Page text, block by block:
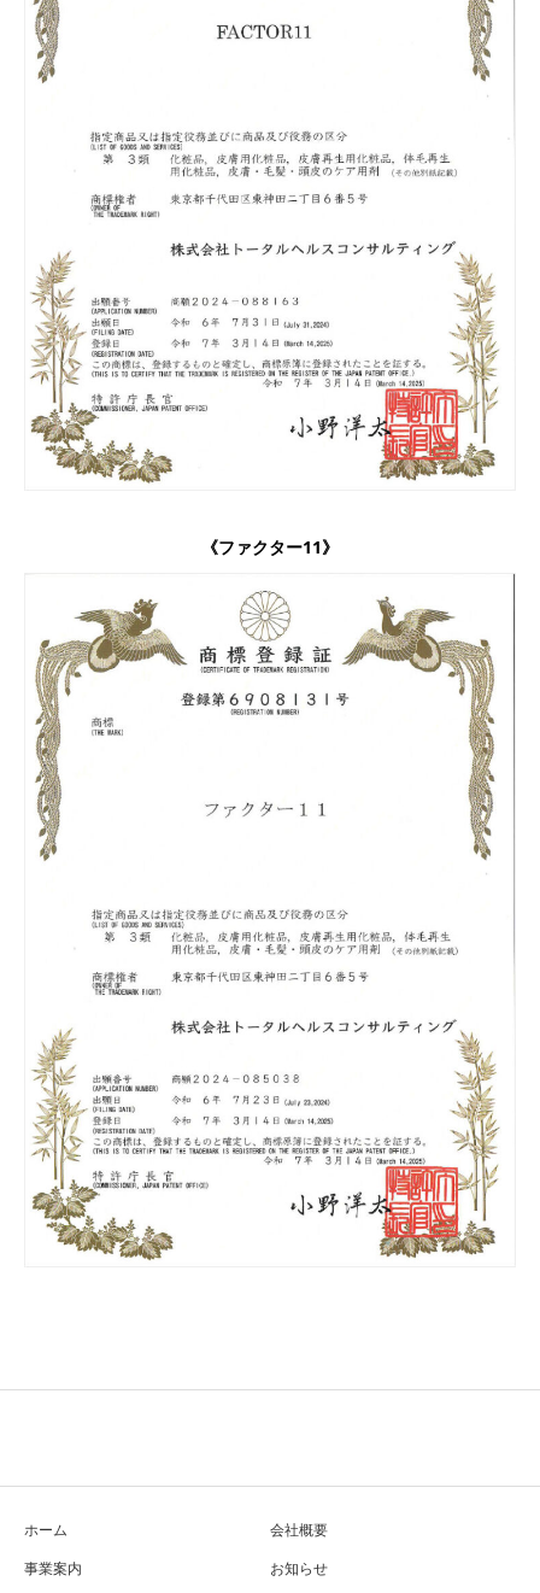
《ファクター11》
ホーム
会社概要
事業案内
お知らせ